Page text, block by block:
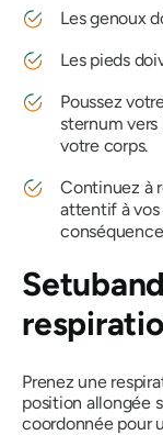
Les genoux
Les pieds
Poussez
sternum
votre corps.
Continuez à
attentif à vos
Prenez une
position allongée
coordonnée pour